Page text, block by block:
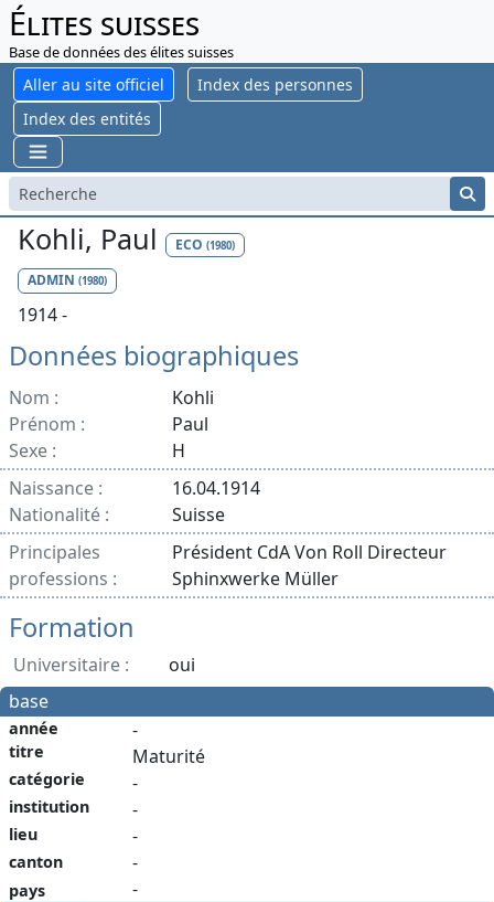
Élites suisses
Base de données des élites suisses
Aller au site officiel
Index des personnes
Index des entités
Kohli, Paul ECO (1980)
ADMIN (1980)
1914 -
Données biographiques
Nom :
Kohli
Prénom :
Paul
Sexe :
H
Naissance :
16.04.1914
Nationalité :
Suisse
Principales
professions :
Président CdA Von Roll Directeur
Sphinxwerke Müller
Formation
Universitaire :
oui
base
année
titre
catégorie
institution
lieu
canton
pays
-
Maturité
-
-
-
-
-